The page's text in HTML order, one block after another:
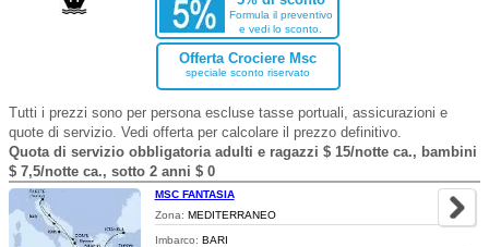
Formula il preventivo
e vedi lo sconto.
Offerta Crociere Msc
speciale sconto riservato
Tutti i prezzi sono per persona escluse tasse portuali, assicurazioni e
quote di servizio. Vedi offerta per calcolare il prezzo definitivo.
Quota di servizio obbligatoria adulti e ragazzi $ 15/notte ca., bambini
$ 7,5/notte ca., sotto 2 anni $ 0
MSC FANTASIA
Zona: MEDITERRANEO
Imbarco: BARI